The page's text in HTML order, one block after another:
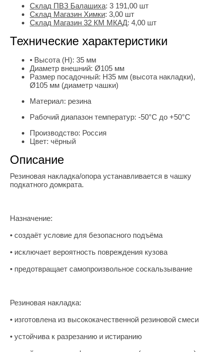
Склад ПВЗ Балашиха: 3 191,00 шт
Склад Магазин Химки: 3,00 шт
Склад Магазин 32 КМ МКАД: 4,00 шт
Технические характеристики
• Высота (H): 35 мм
Диаметр внешний: Ø105 мм
Размер посадочный: H35 мм (высота накладки),
Ø105 мм (диаметр чашки)
Материал: резина
Рабочий диапазон температур: -50°С до +50°С
Производство: Россия
Цвет: чёрный
Описание
Резиновая накладка/опора устанавливается в чашку
подкатного домкрата.
Назначение:
• создаёт условие для безопасного подъёма
• исключает вероятность повреждения кузова
• предотвращает самопроизвольное соскальзывание
Резиновая накладка:
• изготовлена из высококачественной резиновой смеси
• устойчива к разрезанию и истиранию